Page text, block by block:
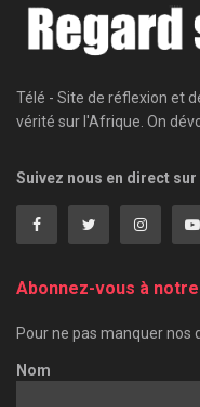
Télé - Site de réflexion et
vérité sur l'Afrique. On
Suivez nous en direct
Abonnez-vous à
Pour ne pas manquer nos
Nom